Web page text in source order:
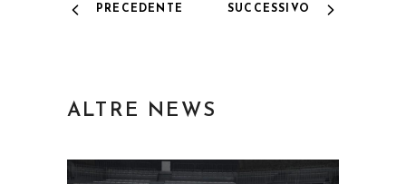
PRECEDENTE SUCCESSIVO
ALTRE NEWS